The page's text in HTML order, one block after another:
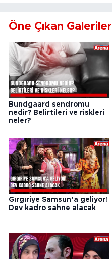
Öne Çıkan Galeriler
Bundgaard sendromu
nedir? Belirtileri ve riskleri
neler?
Gırgıriye Samsun’a geliyor!
Dev kadro sahne alacak